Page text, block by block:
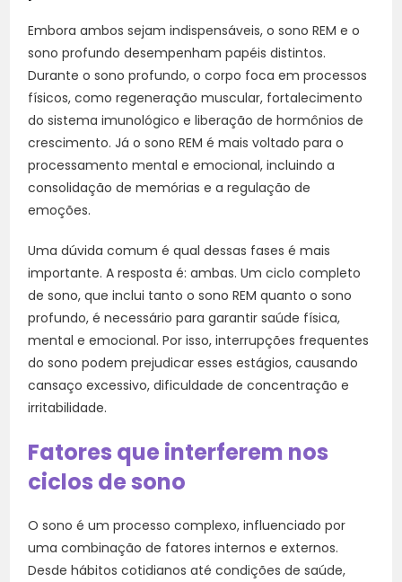
Embora ambos sejam indispensáveis, o sono REM e o
sono profundo desempenham papéis distintos.
Durante o sono profundo, o corpo foca em processos
físicos, como regeneração muscular, fortalecimento
do sistema imunológico e liberação de hormônios de
crescimento. Já o sono REM é mais voltado para o
processamento mental e emocional, incluindo a
consolidação de memórias e a regulação de
emoções.
Uma dúvida comum é qual dessas fases é mais
importante. A resposta é: ambas. Um ciclo completo
de sono, que inclui tanto o sono REM quanto o sono
profundo, é necessário para garantir saúde física,
mental e emocional. Por isso, interrupções frequentes
do sono podem prejudicar esses estágios, causando
cansaço excessivo, dificuldade de concentração e
irritabilidade.
Fatores que interferem nos
ciclos de sono
O sono é um processo complexo, influenciado por
uma combinação de fatores internos e externos.
Desde hábitos cotidianos até condições de saúde,